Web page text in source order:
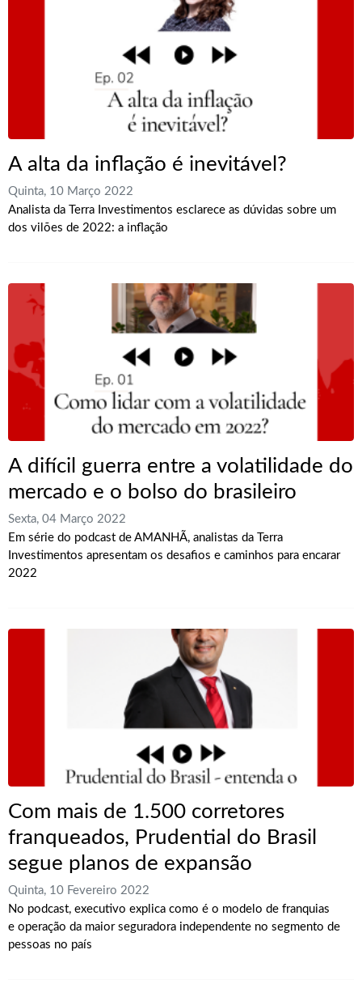
A alta da inflação é inevitável?
Quinta, 10 Março 2022
Analista da Terra Investimentos esclarece as dúvidas sobre um
dos vilões de 2022: a inflação
A difícil guerra entre a volatilidade do
mercado e o bolso do brasileiro
Sexta, 04 Março 2022
Em série do podcast de AMANHÃ, analistas da Terra
Investimentos apresentam os desafios e caminhos para encarar
2022
Com mais de 1.500 corretores
franqueados, Prudential do Brasil
segue planos de expansão
Quinta, 10 Fevereiro 2022
No podcast, executivo explica como é o modelo de franquias
e operação da maior seguradora independente no segmento de
pessoas no país